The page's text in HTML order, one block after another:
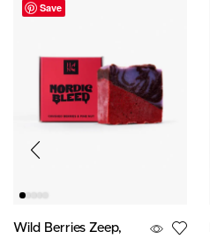
Save
Wild Berries Zeep,